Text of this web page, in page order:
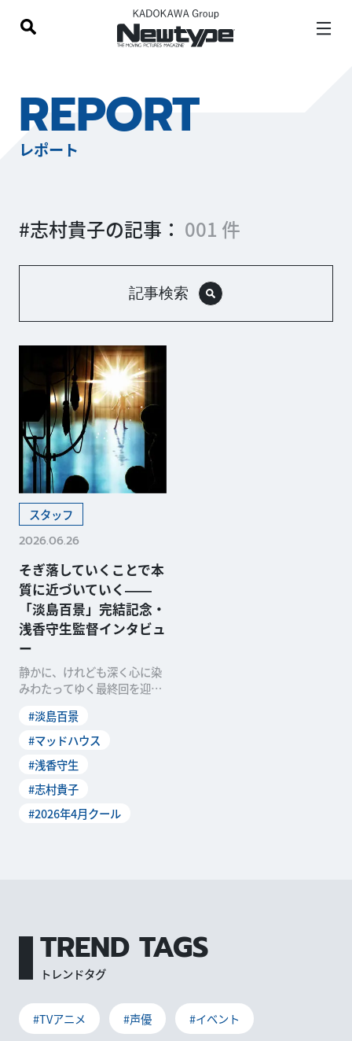
REPORT
レポート
#志村貴子の記事： 001 件
記事検索
スタッフ
2026.06.26
そぎ落していくことで本
質に近づいていく――
「淡島百景」完結記念・
浅香守生監督インタビュ
ー
静かに、けれども深く心に染
みわたってゆく最終回を迎え
志村貴子先生原作の歌劇学校
青春グラフィティを、どこま
生監督。月刊ニュータイプ7
月号で行われたロ...
#淡島百景
#マッドハウス
#浅香守生
#志村貴子
#2026年4月クール
TREND TAGS
トレンドタグ
#TVアニメ #声優 #イベント